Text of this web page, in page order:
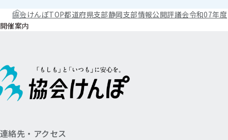
協会けんぽTOP都道府県支部静岡支部情報公開評議会令和07年度
開催案内
連絡先・アクセス